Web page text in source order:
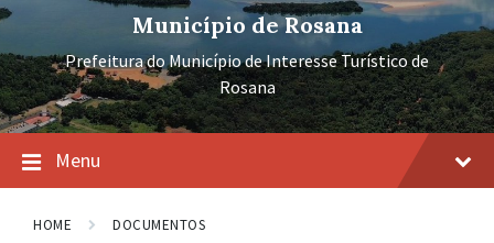
Município de Rosana
Prefeitura do Município de Interesse Turístico de
Rosana
Menu
HOME DOCUMENTOS